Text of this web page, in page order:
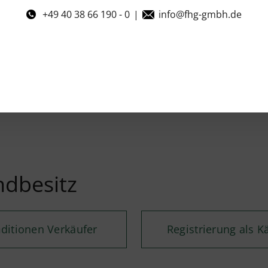
+49 40 38 66 190 - 0 | info@fhg-gmbh.de
Verkäufer Registrierung als